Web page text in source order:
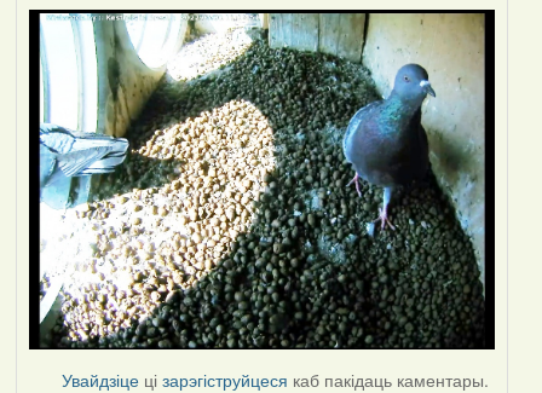
Увайдзіце цізарэгіструйцеся каб пакідаць каментары.